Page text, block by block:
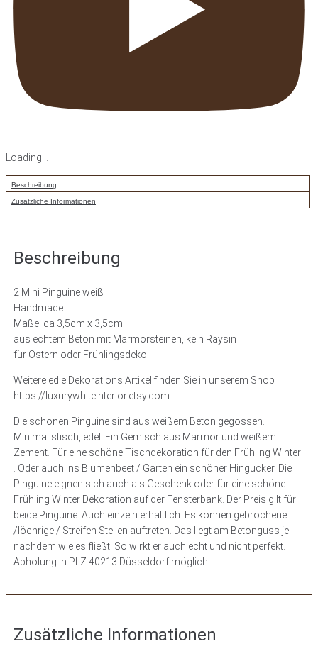
Loading...
Beschreibung
Zusätzliche Informationen
Beschreibung
2 Mini Pinguine weiß
Handmade
Maße: ca 3,5cm x 3,5cm
aus echtem Beton mit Marmorsteinen, kein Raysin
für Ostern oder Frühlingsdeko
Weitere edle Dekorations Artikel finden Sie in unserem Shop
https://luxurywhiteinterior.etsy.com
Die schönen Pinguine sind aus weißem Beton gegossen.
Minimalistisch, edel. Ein Gemisch aus Marmor und weißem
Zement. Für eine schöne Tischdekoration für den Frühling Winter
. Oder auch ins Blumenbeet / Garten ein schöner Hingucker. Die
Pinguine eignen sich auch als Geschenk oder für eine schöne
Frühling Winter Dekoration auf der Fensterbank. Der Preis gilt für
beide Pinguine. Auch einzeln erhältlich. Es können gebrochene
/löchrige / Streifen Stellen auftreten. Das liegt am Betonguss je
nachdem wie es fließt. So wirkt er auch echt und nicht perfekt.
Abholung in PLZ 40213 Düsseldorf möglich
Zusätzliche Informationen